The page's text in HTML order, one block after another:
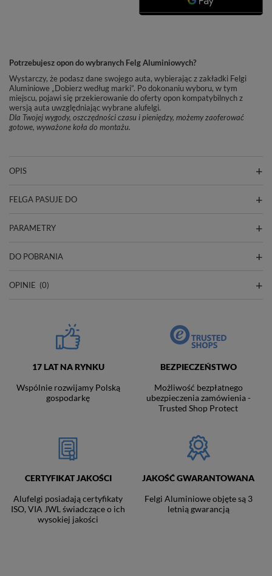
Potrzebujesz opon do wybranych Felg Aluminiowych?
Wystarczy, że podasz dane swojego auta, wybierając z zakładki Felgi
Aluminiowe „Dobierz według marki”. Po dokonaniu wyboru, w tym
miejscu, pojawi się przekierowanie do oferty opon kompatybilnych z
wersją auta uwzględniając wybrane alufelgi.
Dla Twojej wygody, oszczędności czasu i pieniędzy, możemy zaoferować
gotowe, wyważone koła do montażu.
OPIS
FELGA PASUJE DO
PARAMETRY
DO POBRANIA
OPINIE (0)
17 LAT NA RYNKU
Wspólnie rozwijamy Polską
gospodarkę
BEZPIECZEŃSTWO
Możliwość bezpłatnego
ubezpieczenia zamówienia -
Trusted Shop Protect
CERTYFIKAT JAKOŚCI
Alufelgi posiadają certyfikaty
ISO, VIA JWL świadczące o ich
wysokiej jakości
JAKOŚĆ GWARANTOWANA
Felgi Aluminiowe objęte są 3
letnią gwarancją